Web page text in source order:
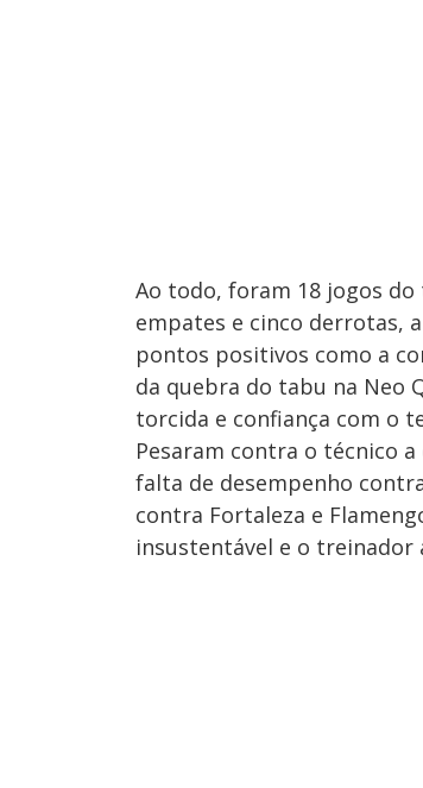
Ao todo, foram 18 jogos
empates e cinco derrotas,
pontos positivos como a
da quebra do tabu na Neo
torcida e confiança com o
Pesaram contra o técnico
falta de desempenho
contra Fortaleza e
insustentável e o treinador